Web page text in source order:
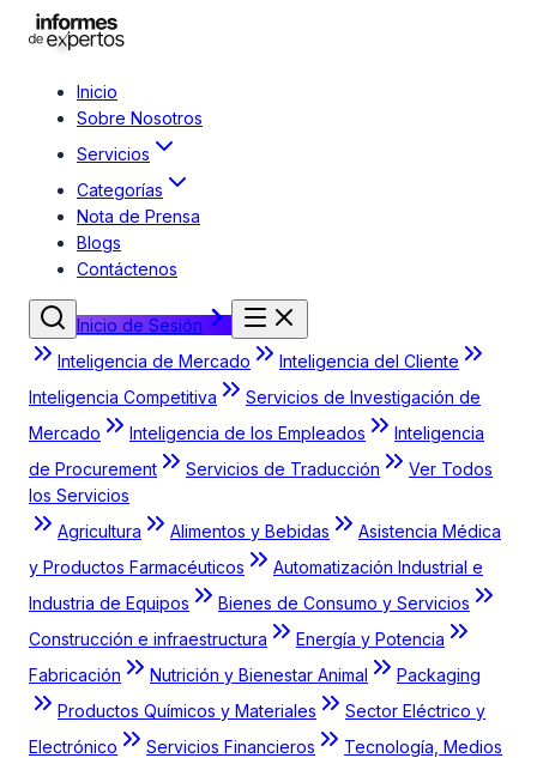
Inicio
Sobre Nosotros
Servicios
Categorías
Nota de Prensa
Blogs
Contáctenos
Inicio de Sesión
Inteligencia de Mercado
Inteligencia del Cliente
Inteligencia Competitiva
Servicios de Investigación de
Mercado
Inteligencia de los Empleados
Inteligencia
de Procurement
Servicios de Traducción
Ver Todos
los Servicios
Agricultura
Alimentos y Bebidas
Asistencia Médica
y Productos Farmacéuticos
Automatización Industrial e
Industria de Equipos
Bienes de Consumo y Servicios
Construcción e infraestructura
Energía y Potencia
Fabricación
Nutrición y Bienestar Animal
Packaging
Productos Químicos y Materiales
Sector Eléctrico y
Electrónico
Servicios Financieros
Tecnología, Medios